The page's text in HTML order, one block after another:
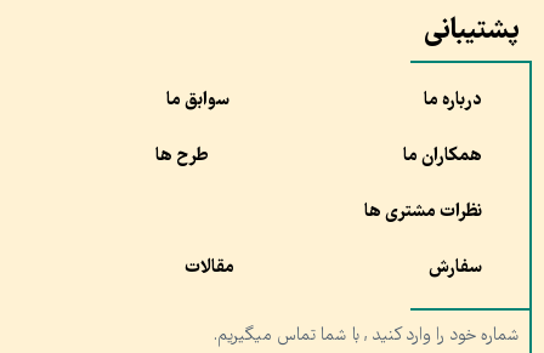
پشتیبانی
درباره ما سوابق ما
همکاران ما طرح ها
نظرات مشتری ها
سفارش مقالات
شماره خود را وارد کنید , با شما تماس میگیریم.